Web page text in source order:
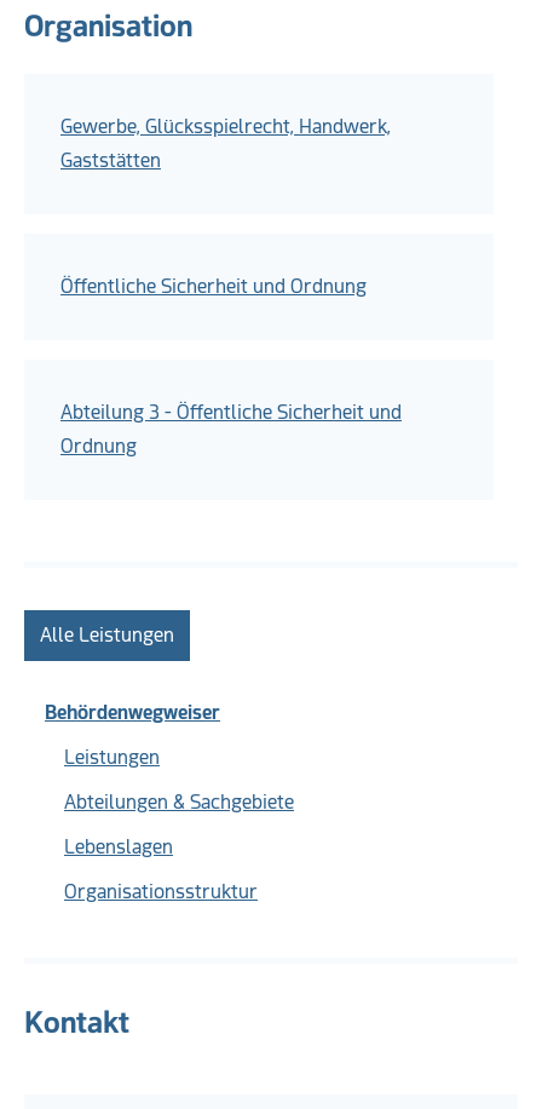
Organisation
Gewerbe, Glücksspielrecht, Handwerk,
Gaststätten
Öffentliche Sicherheit und Ordnung
Abteilung 3 - Öffentliche Sicherheit und
Ordnung
Alle Leistungen
Behördenwegweiser
Leistungen
Abteilungen & Sachgebiete
Lebenslagen
Organisationsstruktur
Kontakt